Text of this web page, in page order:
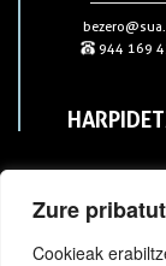
Zure
Cookieak
944 169